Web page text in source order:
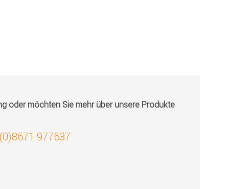
oder möchten Sie mehr über unsere Produkte
977637